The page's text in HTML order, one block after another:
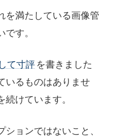
を満たしている画像管
す。
て寸評 を書きました
いるものはありませ
けています。
ョンではないこと、